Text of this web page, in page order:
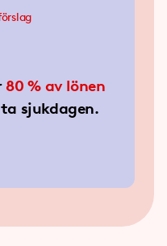
80 % av lönen
sjukdagen.